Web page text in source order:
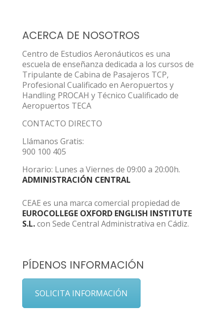
ACERCA DE NOSOTROS
Centro de Estudios Aeronáuticos es una
escuela de enseñanza dedicada a los cursos de
Tripulante de Cabina de Pasajeros TCP,
Profesional Cualificado en Aeropuertos y
Handling PROCAH y Técnico Cualificado de
Aeropuertos TECA
CONTACTO DIRECTO
Llámanos Gratis:
900 100 405
Horario: Lunes a Viernes de 09:00 a 20:00h.
ADMINISTRACIÓN CENTRAL
CEAE es una marca comercial propiedad de
EUROCOLLEGE OXFORD ENGLISH INSTITUTE
S.L.con Sede Central Administrativa en Cádiz.
PÍDENOS INFORMACIÓN
SOLICITA INFORMACIÓN